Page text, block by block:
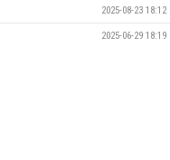
2025-08-23 18:12
2025-06-29 18:19